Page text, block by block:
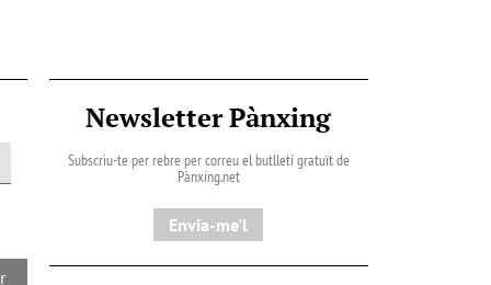
Newsletter Pànxing
Subscriu-te per rebre per correu el butlletí gratuït de
Pànxing.net​
Envia-me'l